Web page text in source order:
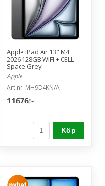
Apple iPad Air 13" M4
2026 128GB WIFI + CELL
Space Grey
Apple
Art nr. MH9D4KN/A
11676:-
Köp